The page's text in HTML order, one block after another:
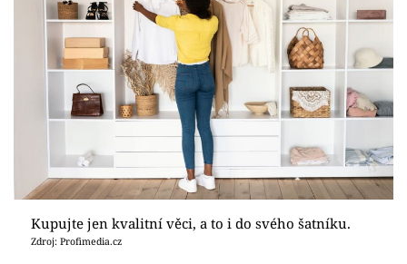
Kupujte jen kvalitní věci, a to i do svého šatníku.
Zdroj: Profimedia.cz